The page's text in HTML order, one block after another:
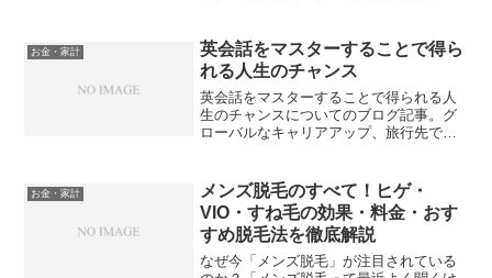
お金・家計
英会話をマスターすることで得ら
れる人生のチャンス
英会話をマスターすることで得られる人
生のチャンスについてのブログ記事。グ
ローバルなキャリアアップ、旅行先での
リットを探ります。あなたの未来を広げ
るヒント満載です。
お金・家計
メンズ脱毛のすべて！ヒゲ・
VIO・すね毛の効果・料金・おす
すめ脱毛法を徹底解説
なぜ今「メンズ脱毛」が注目されている